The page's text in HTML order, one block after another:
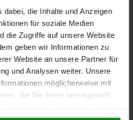
dabei, die Inhalte und Anzeigen
für soziale Medien
die Zugriffe auf unsere Website
geben wir Informationen zu
Website an unsere Partner für
und Analysen weiter. Unsere
möglicherweise mit
die Sie ihnen bereitgestellt